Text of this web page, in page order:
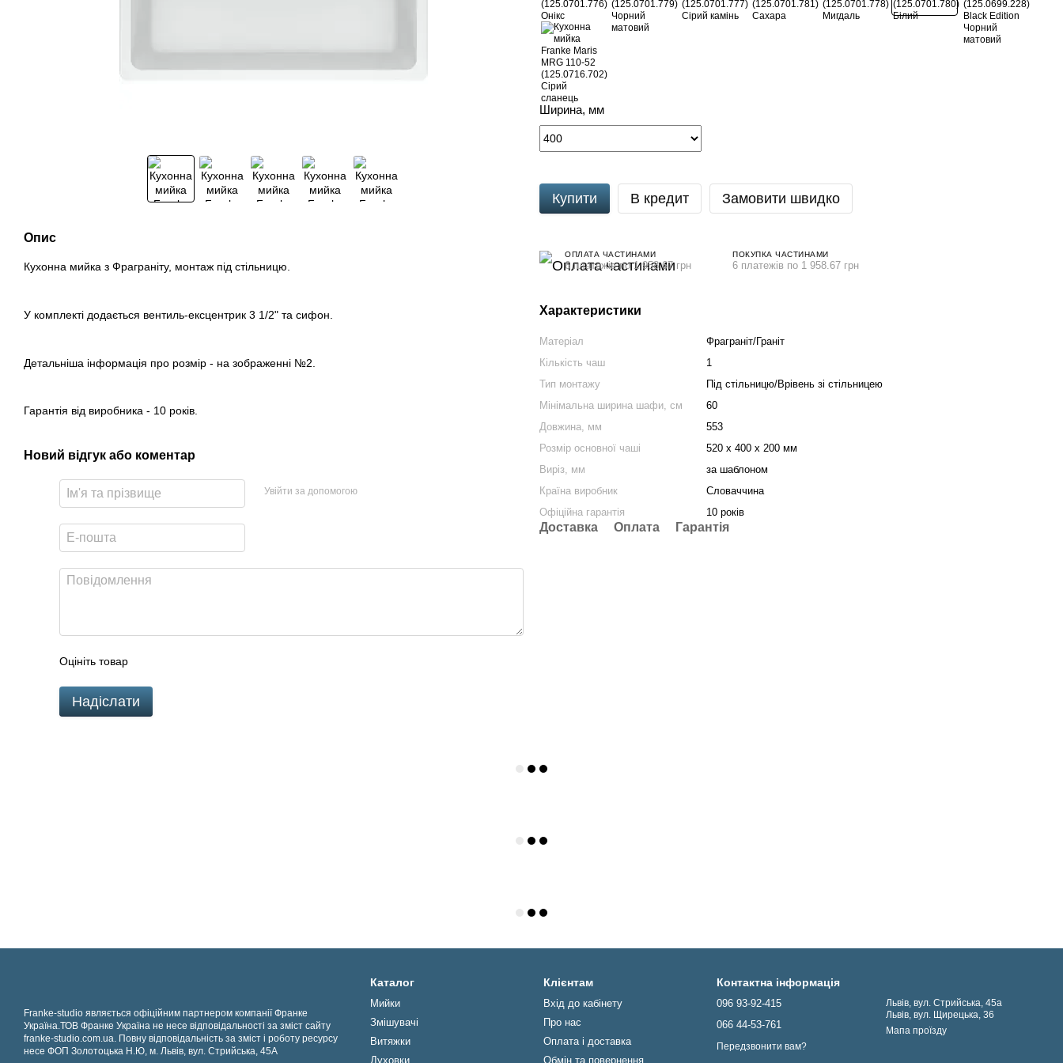
Опис
Кухонна мийка з Фраграніту, монтаж під стільницю.
У комплекті додається вентиль-ексцентрик 3 1/2" та сифон.
Детальніша інформація про розмір - на зображенні №2.
Гарантія від виробника - 10 років.
Новий відгук або коментар
Увійти за допомогою
Оцініть товар
Надіслати
Ширина, мм
Купити В кредит Замовити швидко
ОПЛАТА ЧАСТИНАМИ
6 платежів по 1 958.67 грн
ПОКУПКА ЧАСТИНАМИ
6 платежів по 1 958.67 грн
Характеристики
Матеріал
Фраграніт/Граніт
Кількість чаш
1
Тип монтажу
Під стільницю/Врівень зі стільницею
Мінімальна ширина шафи, cм
60
Довжина, мм
553
Розмір основної чаші
520 x 400 x 200 мм
Виріз, мм
за шаблоном
Країна виробник
Словаччина
Офіційна гарантія
10 років
Доставка Оплата Гарантія
Franke-studio являється офіційним партнером компанії Франке
Україна.ТОВ Франке Україна не несе відповідальності за зміст сайту
franke-studio.com.ua. Повну відповідальність за зміст і роботу ресурсу
несе ФОП Золотоцька Н.Ю, м. Львів, вул. Стрийська, 45А
Каталог
Мийки
Змішувачі
Витяжки
Духовки
Клієнтам
Вхід до кабінету
Про нас
Оплата і доставка
Обмін та повернення
Контактна інформація
096 93-92-415
066 44-53-761
Передзвонити вам?
Львів, вул. Стрийська, 45а
Львів, вул. Щирецька, 36
Мапа проїзду